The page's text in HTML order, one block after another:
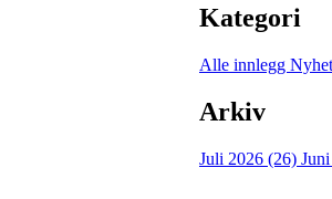
Kategori
Alle innlegg
Arkiv
Juli 2026 (26)